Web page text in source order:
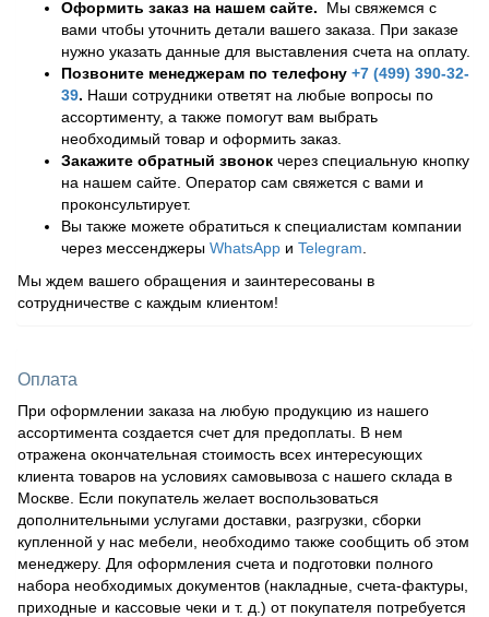
Оформить заказ на нашем сайте. Мы свяжемся с
вами чтобы уточнить детали вашего заказа. При заказе
нужно указать данные для выставления счета на оплату.
Позвоните менеджерам по телефону +7 (499) 390-32-
39. Наши сотрудники ответят на любые вопросы по
ассортименту, а также помогут вам выбрать
необходимый товар и оформить заказ.
Закажите обратный звонок через специальную кнопку
на нашем сайте. Оператор сам свяжется с вами и
проконсультирует.
Вы также можете обратиться к специалистам компании
через мессенджеры WhatsApp и Telegram
Мы ждем вашего обращения и заинтересованы в
сотрудничестве с каждым клиентом!
Оплата
При оформлении заказа на любую продукцию из нашего
ассортимента создается счет для предоплаты. В нем
отражена окончательная стоимость всех интересующих
клиента товаров на условиях самовывоза с нашего склада в
Москве. Если покупатель желает воспользоваться
дополнительными услугами доставки, разгрузки, сборки
купленной у нас мебели, необходимо также сообщить об этом
менеджеру. Для оформления счета и подготовки полного
набора необходимых документов (накладные, счета-фактуры,
приходные и кассовые чеки и т. д.) от покупателя потребуется